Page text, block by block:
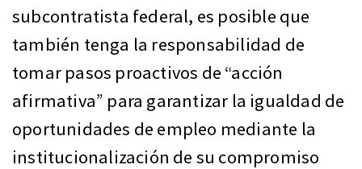
subcontratista federal, es posible que
también tenga la responsabilidad de
tomar pasos proactivos de “acción
afirmativa” para garantizar la igualdad de
oportunidades de empleo mediante la
institucionalización de su compromiso